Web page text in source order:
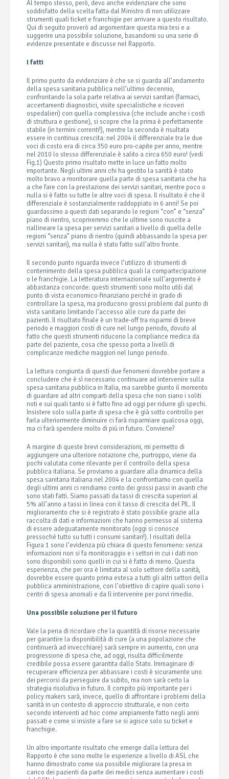
Al tempo stesso, però, devo anche evidenziare che sono
soddisfatto della scelta fatta dal Ministro di non utilizzare
strumenti quali ticket e franchigie per arrivare a questo risultato.
Qui di seguito proverò ad argomentare questa mia tesi e a
suggerire una possibile soluzione, basandomi su una serie di
evidenze presentate e discusse nel Rapporto.
I fatti
Il primo punto da evidenziare è che se si guarda all’andamento
della spesa sanitaria pubblica nell’ultimo decennio,
confrontando la sola parte relativa ai servizi sanitari (farmaci,
accertamenti diagnostici, visite specialistiche e ricoveri
ospedalieri) con quella complessiva (che include anche i costi
di struttura e gestione), si scopre che la prima è perfettamente
stabile (in termini correnti!), mentre la seconda è risultata
essere in continua crescita: nel 2004 il differenziale tra le due
voci di costo era di circa 350 euro pro-capite per anno, mentre
nel 2010 lo stesso differenziale è salito a circa 650 euro! (vedi
Fig.1) Questo primo risultato mette in luce un fatto molto
importante. Negli ultimi anni chi ha gestito la sanità è stato
molto bravo a monitorare quella parte di spesa sanitaria che ha
a che fare con la prestazione dei servizi sanitari, mentre poco o
nulla si è fatto su tutte le altre voci di spesa. Il risultato è che il
differenziale è sostanzialmente raddoppiato in 6 anni! Se poi
guardassimo a questi dati separando le regioni “con” e “senza”
piano di rientro, scopriremmo che le ultime sono riuscite a
riallineare la spesa per servizi sanitari a livello di quella delle
regioni “senza” piano di rientro (quindi abbassando la spesa per
servizi sanitari), ma nulla è stato fatto sull’altro fronte.
Il secondo punto riguarda invece l’utilizzo di strumenti di
contenimento della spesa pubblica quali la compartecipazione
o le franchigie. La letteratura internazionale sull’argomento è
abbastanza concorde: questi strumenti sono molto utili dal
punto di vista economico-finanziario perché in grado di
controllare la spesa, ma producono grossi problemi dal punto di
vista sanitario limitando l’accesso alle cure da parte dei
pazienti. Il risultato finale è un trade-off tra risparmi di breve
periodo e maggiori costi di cure nel lungo periodo, dovuto al
fatto che questi strumenti riducono la compliance medica da
parte del paziente, cosa che spesso porta a livelli di
complicanze mediche maggiori nel lungo periodo.
La lettura congiunta di questi due fenomeni dovrebbe portare a
concludere che è sì necessario continuare ad intervenire sulla
spesa sanitaria pubblica in Italia, ma sarebbe giunto il momento
di guardare ad altri comparti della spesa che non siano i soliti
noti e sui quali tanto si è fatto fino ad oggi per ridurre gli spechi.
Insistere solo sulla parte di spesa che è già sotto controllo per
farla ulteriormente diminuire ci farà risparmiare qualcosa oggi,
ma ci farà spendere molto di più in futuro. Conviene?
A margine di queste brevi considerazioni, mi permetto di
aggiungere una ulteriore notazione che, purtroppo, viene da
pochi valutata come rilevante per il controllo della spesa
pubblica italiana. Se proviamo a guardare alla dinamica della
spesa sanitaria italiana nel 2004 e la confrontiamo con quella
degli ultimi anni ci rendiamo conto dei grossi passi in avanti che
sono stati fatti. Siamo passati da tassi di crescita superiori al
5% all’anno a tassi in linea con il tasso di crescita del PIL. Il
miglioramento che si è registrato è stato possibile grazie alla
raccolta di dati e informazioni che hanno permesso al sistema
di essere adeguatamente monitorato (oggi si conosce
pressoché tutto su tutti i consumi sanitari!). I risultati della
Figura 1 sono l’evidenza più chiara di questo fenomeno: senza
informazioni non si fa monitoraggio e i settori in cui i dati non
sono disponibili sono quelli in cui si è fatto di meno. Questa
esperienza, che per ora è limitata al solo settore della sanità,
dovrebbe essere quanto prima estesa a tutti gli altri settori della
pubblica amministrazione, con l’obiettivo di capire quali sono i
centri di spesa anomali e da lì intervenire per porvi rimedio.
Una possibile soluzione per il futuro
Vale la pena di ricordare che la quantità di risorse necessarie
per garantire la disponibilità di cure (a una popolazione che
continuerà ad invecchiare) sarà sempre in aumento, con una
progressione di spesa che, ad oggi, risulta difficilmente
credibile possa essere garantita dallo Stato. Immaginare di
recuperare efficienza per abbassare i costi è sicuramente uno
dei percorsi da perseguire da subito, ma non sarà certo la
strategia risolutiva in futuro. Il compito più importante per i
policy makers sarà, invece, quello di affrontare i problemi della
sanità in un contesto di approccio strutturale, e non certo
secondo interventi ad hoc come ampiamente fatto negli anni
passati e come si insiste a fare se si agisce solo su ticket e
franchigie.
Un altro importante risultato che emerge dalla lettura del
Rapporto è che sono molte le esperienze a livello di ASL che
hanno dimostrato come sia possibile migliorare la presa in
carico dei pazienti da parte dei medici senza aumentare i costi